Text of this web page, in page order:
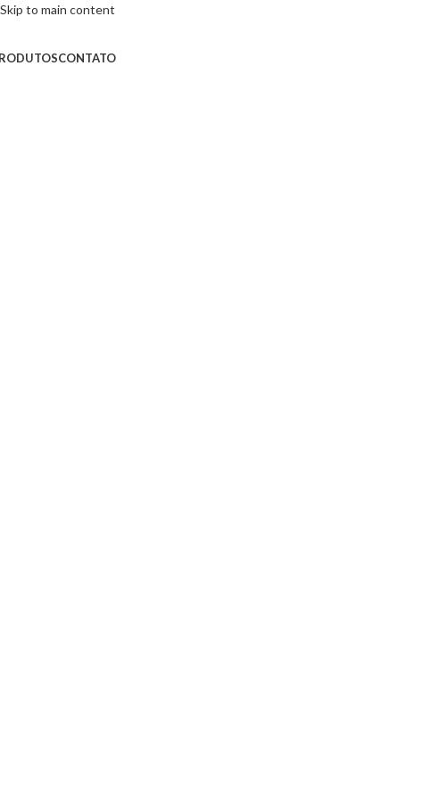
Skip to main content
CONTATO